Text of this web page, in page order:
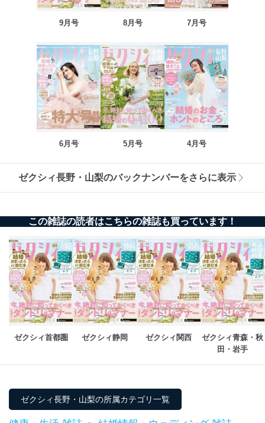
9月号 8月号 7月号
6月号 5月号 4月号
ゼクシィ長野・山梨のバックナンバーをさらに表示
この雑誌の読者はこちらの雑誌も買っています！
ゼクシィ首都圏 ゼクシィ静岡 ゼクシィ関西
ゼクシィ青森・秋
田・岩手
ゼクシィ長野・山梨の所属カテゴリ一覧